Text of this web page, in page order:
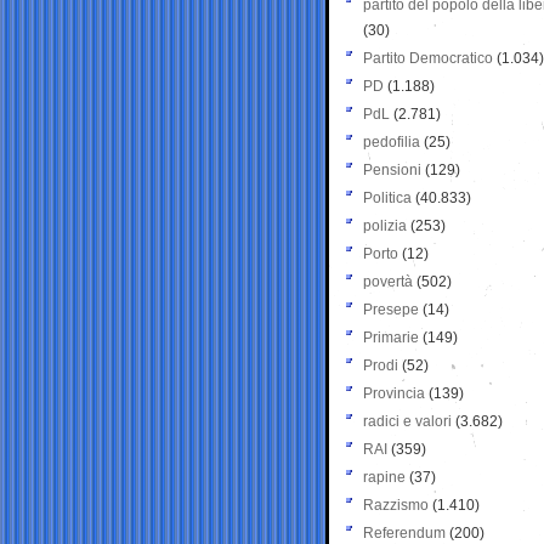
partito del popolo della
(30)
Partito Democratico (1.034)
PD (1.188)
PdL (2.781)
pedofilia (25)
Pensioni (129)
Politica (40.833)
polizia (253)
Porto (12)
povertà (502)
Presepe (14)
Primarie (149)
Prodi (52)
Provincia (139)
radici e valori (3.682)
RAI (359)
rapine (37)
Razzismo (1.410)
Referendum (200)